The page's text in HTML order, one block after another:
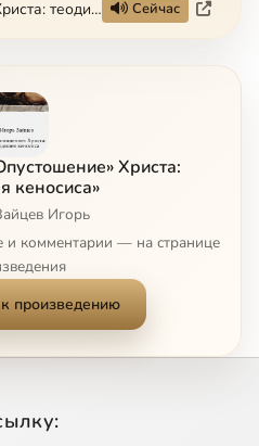
«Опустошение» Христа: теодицея кеносиса Сейчас
Христа:
кеносиса»
Игорь
и комментарии — на странице
произведению